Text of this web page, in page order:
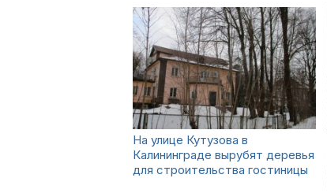
На улице Кутузова в
Калининграде вырубят деревья
для строительства гостиницы